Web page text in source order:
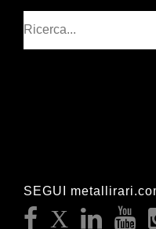
SEGUI